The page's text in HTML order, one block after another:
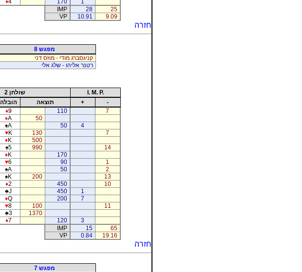
25
28
IMP
9.09
10.91
VP
חזרה
מפגש 8
קניגסברג מודי - מוזס דני
רטנר אליהו - שלג אלי
I. M. P. שולחן 2
-
+ תוצאה הובלה
7
110
♦9
50
♦A
4
50
♠A
7
130
♥K
500
♦K
14
990
♠5
170
♦K
1
90
♥6
2
50
♠A
13
200
♠K
10
450
♦2
1
450
♣J
7
200
♦Q
11
100
♥8
1370
♣3
3
120
♦7
65
15
IMP
19.16
0.84
VP
חזרה
מפגש 7